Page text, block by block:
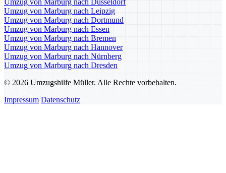
Umzug von Marburg nach Düsseldorf
Umzug von Marburg nach Leipzig
Umzug von Marburg nach Dortmund
Umzug von Marburg nach Essen
Umzug von Marburg nach Bremen
Umzug von Marburg nach Hannover
Umzug von Marburg nach Nürnberg
Umzug von Marburg nach Dresden
© 2026 Umzugshilfe Müller. Alle Rechte vorbehalten.
Impressum Datenschutz